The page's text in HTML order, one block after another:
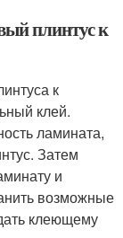
плинтус к
к
клей.
ламината,
Затем
и
возможные
клеющему